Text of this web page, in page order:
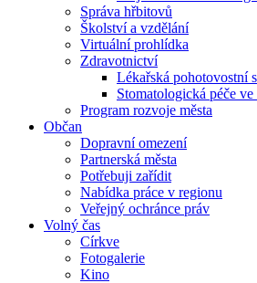
Správa hřbitovů
Školství a vzdělání
Virtuální prohlídka
Zdravotnictví
Lékařská pohotovostní
Stomatologická péče
Program rozvoje města
Občan
Dopravní omezení
Partnerská města
Potřebuji zařídit
Nabídka práce v regionu
Veřejný ochránce práv
Volný čas
Církve
Fotogalerie
Kino